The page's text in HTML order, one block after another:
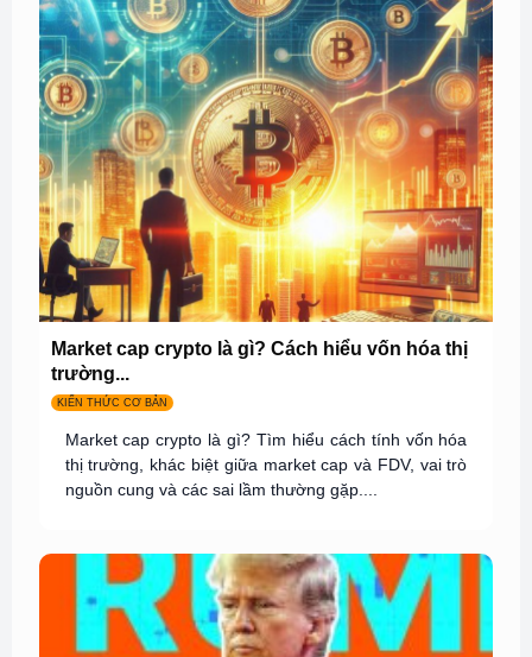
Market cap crypto là gì? Cách hiểu vốn hóa thị
trường...
KIẾN THỨC CƠ BẢN
Market cap crypto là gì? Tìm hiểu cách tính vốn hóa
thị trường, khác biệt giữa market cap và FDV, vai trò
nguồn cung và các sai lầm thường gặp....